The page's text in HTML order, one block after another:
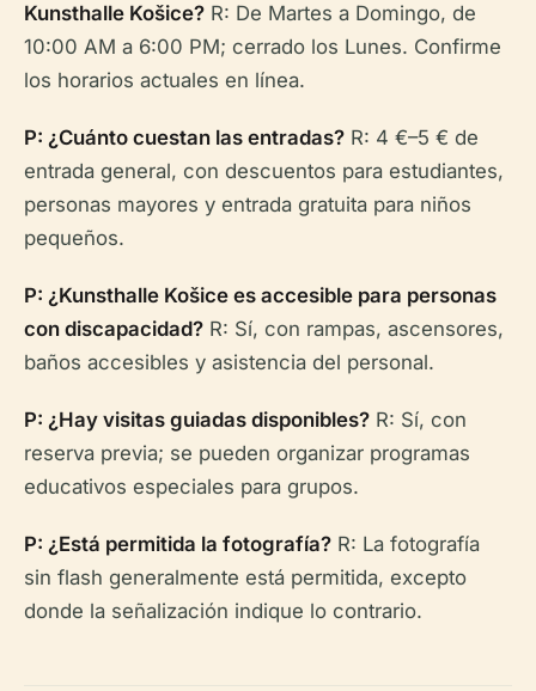
Kunsthalle Košice? R: De Martes a Domingo, de
10:00 AM a 6:00 PM; cerrado los Lunes. Confirme
los horarios actuales en línea.
P: ¿Cuánto cuestan las entradas? R: 4 €–5 € de
entrada general, con descuentos para estudiantes,
personas mayores y entrada gratuita para niños
pequeños.
P: ¿Kunsthalle Košice es accesible para personas
con discapacidad? R: Sí, con rampas, ascensores,
baños accesibles y asistencia del personal.
P: ¿Hay visitas guiadas disponibles? R: Sí, con
reserva previa; se pueden organizar programas
educativos especiales para grupos.
P: ¿Está permitida la fotografía? R: La fotografía
sin flash generalmente está permitida, excepto
donde la señalización indique lo contrario.